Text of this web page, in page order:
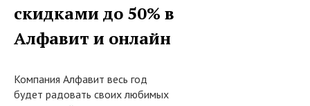
скидками до 50% в
Алфавит и онлайн
Компания Алфавит весь год
будет радовать своих любимых